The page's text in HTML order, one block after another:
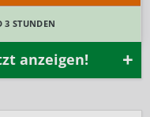
3 STUNDEN
anzeigen!